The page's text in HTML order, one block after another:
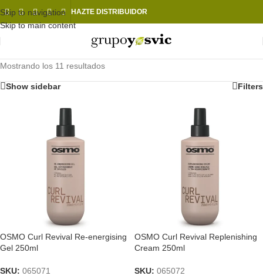
Skip to navigation
Skip to main content
HAZTE DISTRIBUIDOR
Mostrando los 11 resultados
Show sidebar Filters
OSMO Curl Revival Re-energising
Gel 250ml
SKU: 065071
OSMO Curl Revival Replenishing
Cream 250ml
SKU: 065072